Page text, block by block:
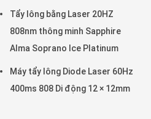
Tẩy lông bằng Laser 20HZ
808nm thông minh Sapphire
Alma Soprano Ice Platinum
Máy tẩy lông Diode Laser 60Hz
400ms 808 Di động 12 × 12mm